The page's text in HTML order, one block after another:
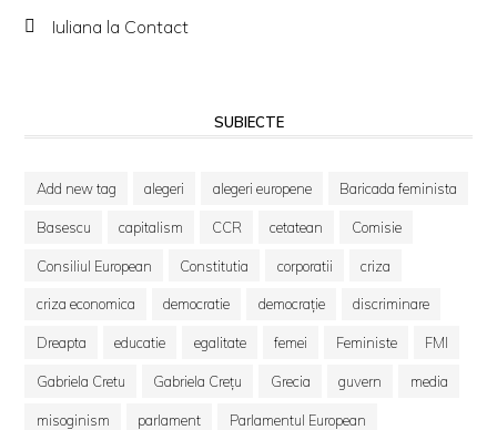
Iuliana la Contact
SUBIECTE
Add new tag alegeri alegeri europene Baricada feminista
Basescu capitalism CCR cetatean Comisie
Consiliul European Constitutia corporatii criza
criza economica democratie democrație discriminare
Dreapta educatie egalitate femei Feministe FMI
Gabriela Cretu Gabriela Crețu Grecia guvern media
misoginism parlament Parlamentul European